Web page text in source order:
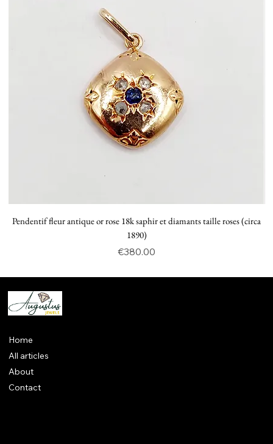
Pendentif fleur antique or rose 18k saphir et diamants taille roses (circa
1890)
Price
€380.00
Home
All articles
About
Contact